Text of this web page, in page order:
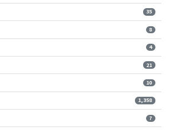
35
8
4
21
10
1,358
7